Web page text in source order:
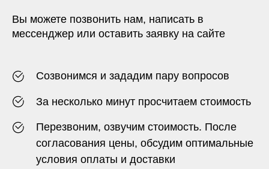
Вы можете позвонить нам, написать в
мессенджер или оставить заявку на сайте
Созвонимся и зададим пару вопросов
За несколько минут просчитаем стоимость
Перезвоним, озвучим стоимость. После
согласования цены, обсудим оптимальные
условия оплаты и доставки